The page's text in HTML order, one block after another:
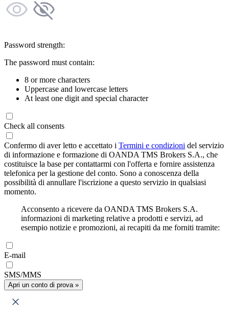
Password strength:
The password must contain:
8 or more characters
Uppercase and lowercase letters
At least one digit and special character
Check all consents
Confermo di aver letto e accettato i Termini e condizioni del servizio
di informazione e formazione di OANDA TMS Brokers S.A., che
costituisce la base per contattarmi con l'offerta e fornire assistenza
telefonica per la gestione del conto. Sono a conoscenza della
possibilità di annullare l'iscrizione a questo servizio in qualsiasi
momento.
Acconsento a ricevere da OANDA TMS Brokers S.A.
informazioni di marketing relative a prodotti e servizi, ad
esempio notizie e promozioni, ai recapiti da me forniti tramite:
E-mail
SMS/MMS
Apri un conto di prova »